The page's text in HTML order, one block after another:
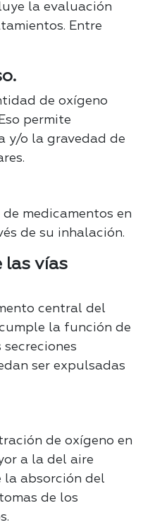
la evaluación
Entre
de oxígeno
permite
y/o la gravedad de
medicamentos en
de su inhalación.
las vías
central del
la función de
ser expulsadas
de oxígeno en
a la del aire
la absorción del
de los